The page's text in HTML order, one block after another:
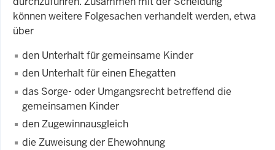
können weitere Folgesachen verhandelt werden, etwa
über
den Unterhalt für gemeinsame Kinder
den Unterhalt für einen Ehegatten
das Sorge- oder Umgangsrecht betreffend die
gemeinsamen Kinder
den Zugewinnausgleich
die Zuweisung der Ehewohnung